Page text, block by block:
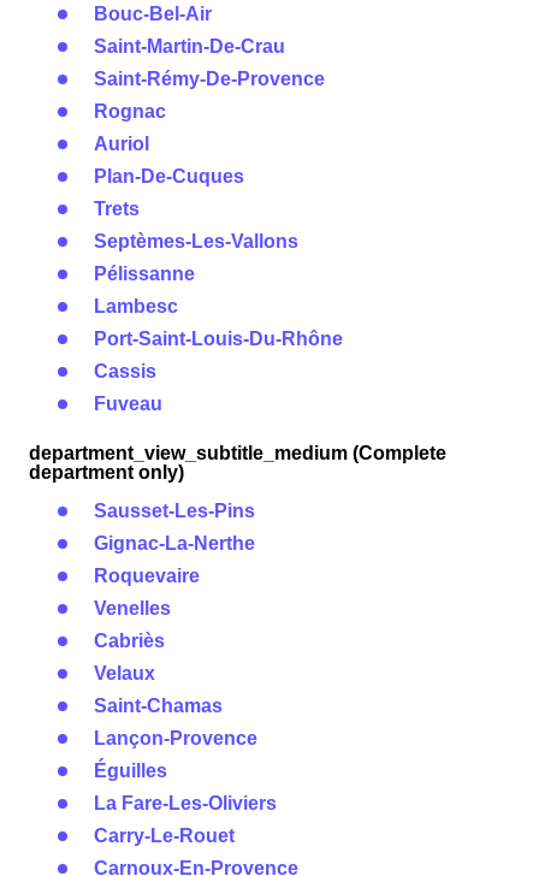
Bouc-Bel-Air
Saint-Martin-De-Crau
Saint-Rémy-De-Provence
Rognac
Auriol
Plan-De-Cuques
Trets
Septèmes-Les-Vallons
Pélissanne
Lambesc
Port-Saint-Louis-Du-Rhône
Cassis
Fuveau
department_view_subtitle_medium (Complete
department only)
Sausset-Les-Pins
Gignac-La-Nerthe
Roquevaire
Venelles
Cabriès
Velaux
Saint-Chamas
Lançon-Provence
Éguilles
La Fare-Les-Oliviers
Carry-Le-Rouet
Carnoux-En-Provence